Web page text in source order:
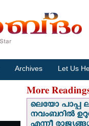
Archives Let Us
More
ലെയോ പാപ്പ
നവംബറില്‍